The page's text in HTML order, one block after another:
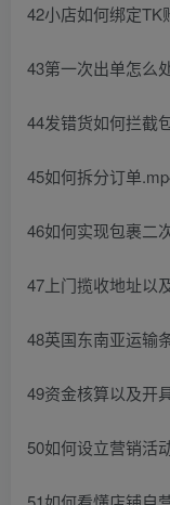
42小店如何绑定TK
43第一次出单怎么
44发错货如何拦截
45如何拆分订单
46如何实现包裹二
47上门揽收地址以
48英国东南亚运输
49资金核算以及开
50如何设立营销活